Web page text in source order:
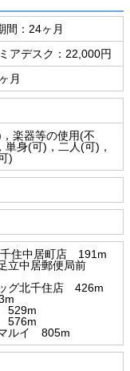
間：24ヶ月
アデスク：22,000円
月
楽器等の使用(不
身(可)，二人(可)，
)
千住中居町店 191m
立中居郵便局前
グ北千住店 426m
529m
576m
ルイ 805m